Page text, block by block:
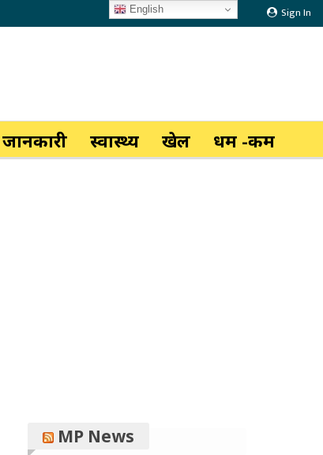
Sign In
जानकारी स्वास्थ्य खेल धर्म -कर्म
MP News
English